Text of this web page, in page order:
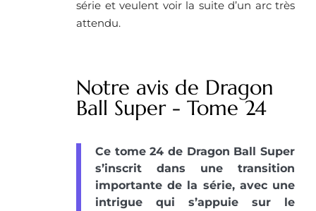
série et veulent voir la suite d’un arc très
attendu.
Notre avis de Dragon
Ball Super - Tome 24
Ce tome 24 de Dragon Ball Super
s’inscrit dans une transition
importante de la série, avec une
intrigue qui s’appuie sur le